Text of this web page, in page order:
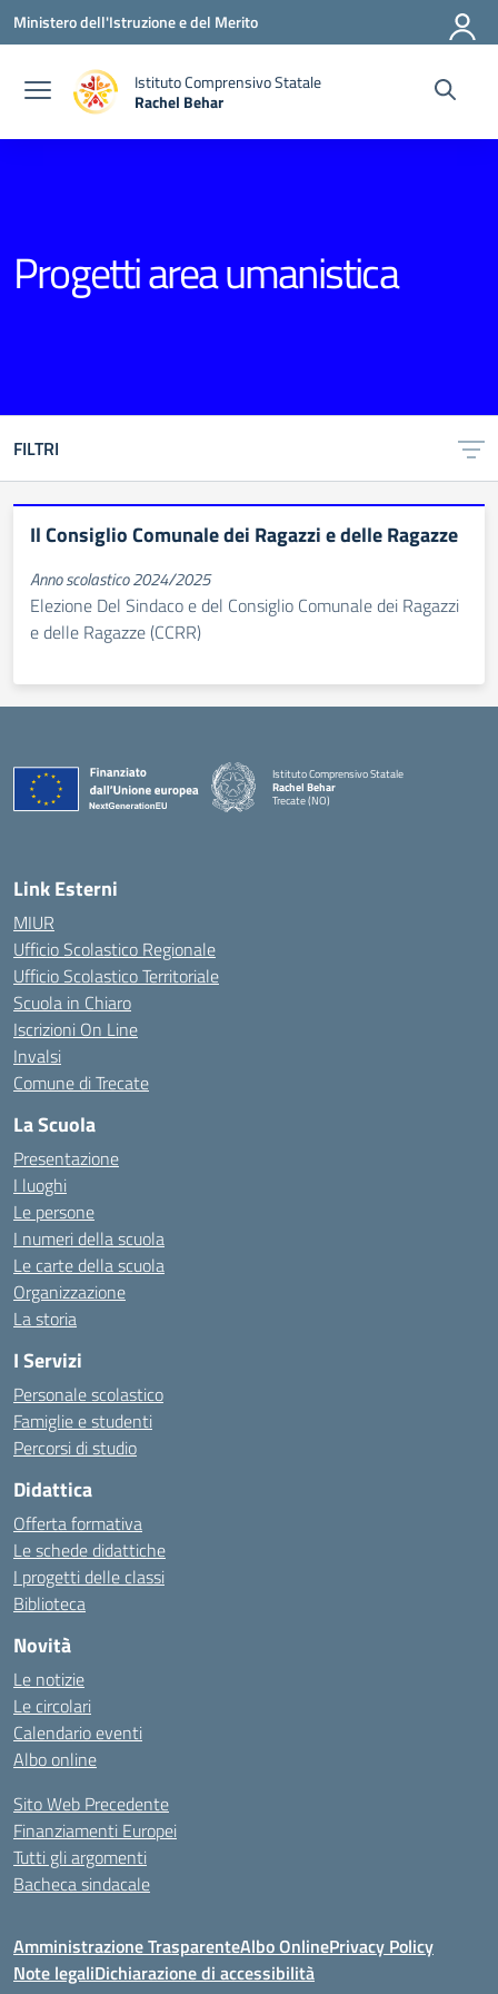
Vai ai contenuti
Vai al menu di navigazione
Vai al footer
Ministero dell'Istruzione e del Merito
Istituto Comprensivo Statale
Rachel Behar
Progetti area umanistica
FILTRI
Il Consiglio Comunale dei Ragazzi e delle Ragazze
Anno scolastico 2024/2025
Elezione Del Sindaco e del Consiglio Comunale dei Ragazzi
e delle Ragazze (CCRR)
Istituto Comprensivo Statale
Rachel Behar
Trecate (NO)
Link Esterni
MIUR
Ufficio Scolastico Regionale
Ufficio Scolastico Territoriale
Scuola in Chiaro
Iscrizioni On Line
Invalsi
Comune di Trecate
La Scuola
Presentazione
I luoghi
Le persone
I numeri della scuola
Le carte della scuola
Organizzazione
La storia
I Servizi
Personale scolastico
Famiglie e studenti
Percorsi di studio
Didattica
Offerta formativa
Le schede didattiche
I progetti delle classi
Biblioteca
Novità
Le notizie
Le circolari
Calendario eventi
Albo online
Sito Web Precedente
Finanziamenti Europei
Tutti gli argomenti
Bacheca sindacale
Amministrazione TrasparenteAlbo OnlinePrivacy Policy
Note legaliDichiarazione di accessibilità